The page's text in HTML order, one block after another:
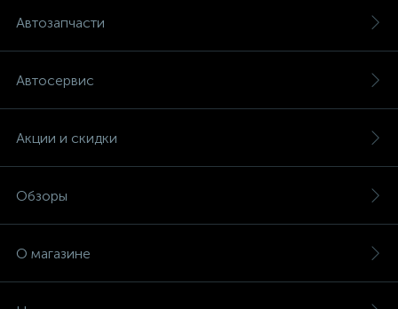
Автозапчасти
Автосервис
Акции и скидки
Обзоры
О магазине